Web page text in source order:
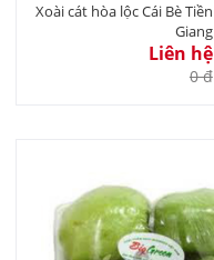
Xoài cát hòa lộc Cái Bè Tiền
Giang
Liên hệ
0 đ